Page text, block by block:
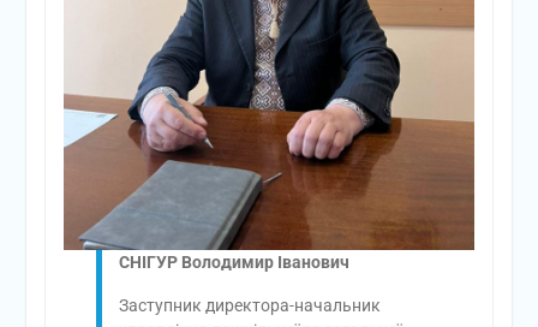
СНІГУР Володимир Іванович
Заступник директора-начальник